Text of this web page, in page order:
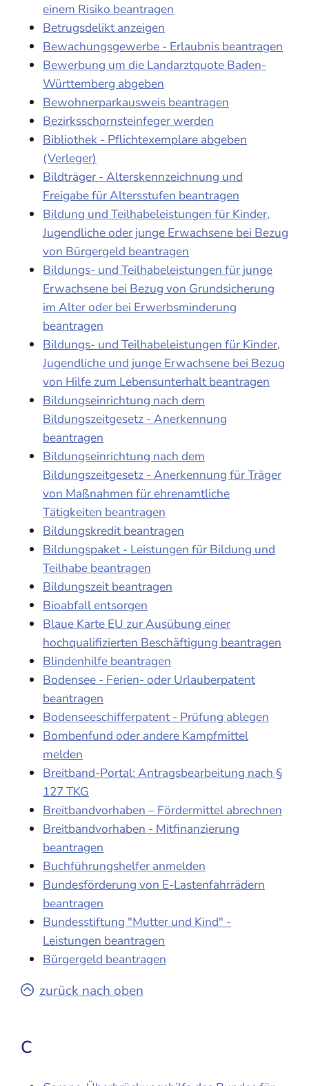
einem Risiko beantragen
Betrugsdelikt anzeigen
Bewachungsgewerbe - Erlaubnis beantragen
Bewerbung um die Landarztquote Baden-
Württemberg abgeben
Bewohnerparkausweis beantragen
Bezirksschornsteinfeger werden
Bibliothek - Pflichtexemplare abgeben
(Verleger)
Bildträger - Alterskennzeichnung und
Freigabe für Altersstufen beantragen
Bildung und Teilhabeleistungen für Kinder,
Jugendliche oder junge Erwachsene bei Bezug
von Bürgergeld beantragen
Bildungs- und Teilhabeleistungen für junge
Erwachsene bei Bezug von Grundsicherung
im Alter oder bei Erwerbsminderung
beantragen
Bildungs- und Teilhabeleistungen für Kinder,
Jugendliche und junge Erwachsene bei Bezug
von Hilfe zum Lebensunterhalt beantragen
Bildungseinrichtung nach dem
Bildungszeitgesetz - Anerkennung
beantragen
Bildungseinrichtung nach dem
Bildungszeitgesetz - Anerkennung für Träger
von Maßnahmen für ehrenamtliche
Tätigkeiten beantragen
Bildungskredit beantragen
Bildungspaket - Leistungen für Bildung und
Teilhabe beantragen
Bildungszeit beantragen
Bioabfall entsorgen
Blaue Karte EU zur Ausübung einer
hochqualifizierten Beschäftigung beantragen
Blindenhilfe beantragen
Bodensee - Ferien- oder Urlauberpatent
beantragen
Bodenseeschifferpatent - Prüfung ablegen
Bombenfund oder andere Kampfmittel
melden
Breitband-Portal: Antragsbearbeitung nach §
127 TKG
Breitbandvorhaben – Fördermittel abrechnen
Breitbandvorhaben - Mitfinanzierung
beantragen
Buchführungshelfer anmelden
Bundesförderung von E-Lastenfahrrädern
beantragen
Bundesstiftung "Mutter und Kind" -
Leistungen beantragen
Bürgergeld beantragen
zurück nach oben
C